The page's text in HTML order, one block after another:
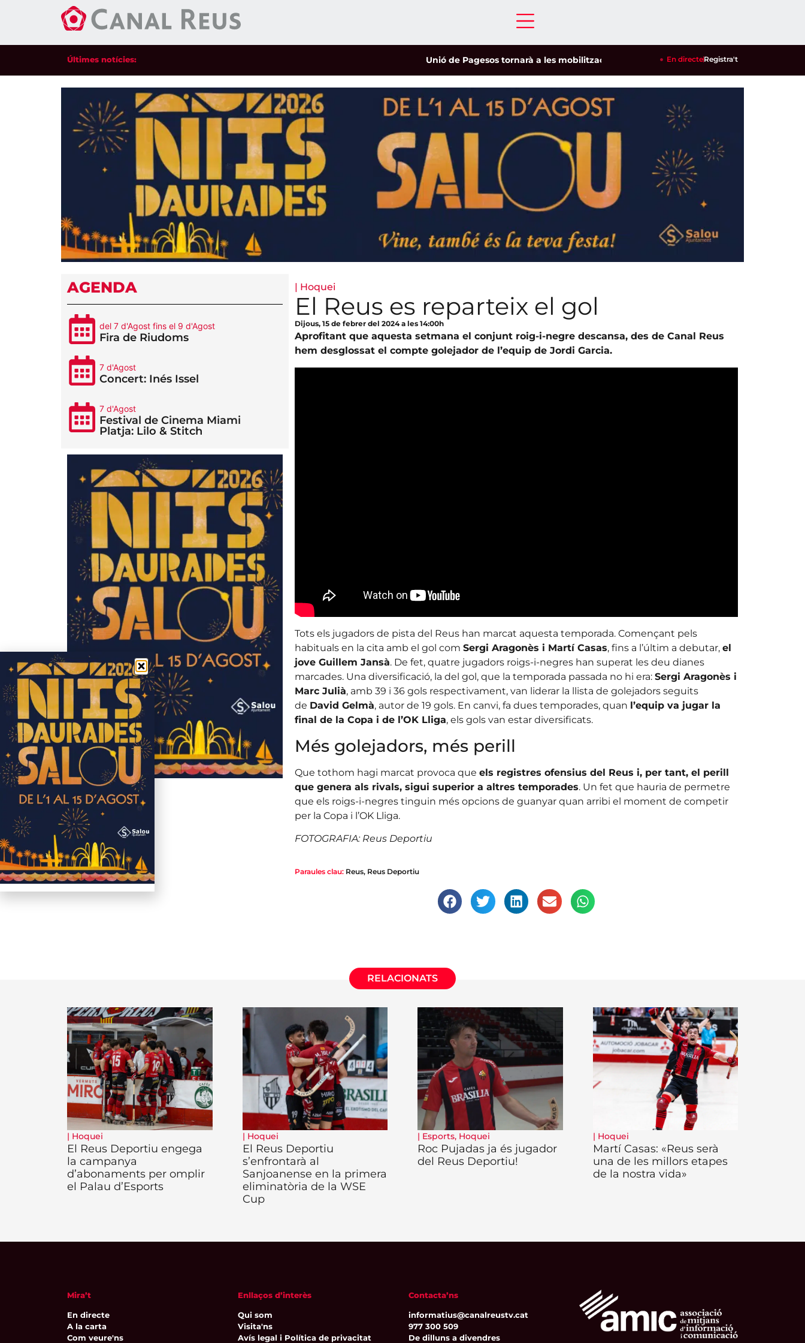
Últimes notícies: Unió de Pagesos tornarà a les mobilitzacions per defensar els cultius de la garrofa i
En directeRegistra't
AGENDA
del 7 d'Agost fins el 9 d'Agost
Fira de Riudoms
7 d'Agost
Concert: Inés Issel
7 d'Agost
Festival de Cinema Miami
Platja: Lilo & Stitch
| Hoquei
El Reus es reparteix el gol
Dijous, 15 de febrer del 2024 a les 14:00h
Aprofitant que aquesta setmana el conjunt roig-i-negre descansa, des de Canal Reus
hem desglossat el compte golejador de l’equip de Jordi Garcia.
Tots els jugadors de pista del Reus han marcat aquesta temporada. Començant pels
habituals en la cita amb el gol com Sergi Aragonès i Martí Casas, fins a l’últim a debutar, el
jove Guillem Jansà. De fet, quatre jugadors roigs-i-negres han superat les deu dianes
marcades. Una diversificació, la del gol, que la temporada passada no hi era: Sergi Aragonès i
Marc Julià, amb 39 i 36 gols respectivament, van liderar la llista de golejadors seguits
de David Gelmà, autor de 19 gols. En canvi, fa dues temporades, quan l’equip va jugar la
final de la Copa i de l’OK Lliga, els gols van estar diversificats.
Més golejadors, més perill
Que tothom hagi marcat provoca que els registres ofensius del Reus i, per tant, el perill
que genera als rivals, sigui superior a altres temporades. Un fet que hauria de permetre
que els roigs-i-negres tinguin més opcions de guanyar quan arribi el moment de competir
per la Copa i l’OK Lliga.
FOTOGRAFIA: Reus Deportiu
Paraules clau: Reus, Reus Deportiu
RELACIONATS
| Hoquei
El Reus Deportiu engega
la campanya
d’abonaments per omplir
el Palau d’Esports
| Hoquei
El Reus Deportiu
s’enfrontarà al
Sanjoanense en la primera
eliminatòria de la WSE
Cup
| Esports, Hoquei
Roc Pujadas ja és jugador
del Reus Deportiu!
| Hoquei
Martí Casas: «Reus serà
una de les millors etapes
de la nostra vida»
Mira’t
En directe
A la carta
Com veure'ns
Enllaços d’interès
Qui som
Visita'ns
Avís legal i Política de privacitat
Contacta’ns
informatius@canalreustv.cat
977 300 509
De dilluns a divendres